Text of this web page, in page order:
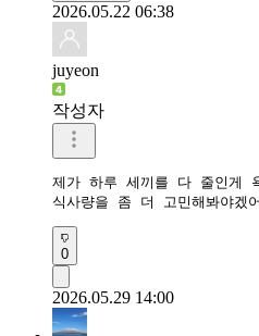
2026.05.22 06:38
juyeon
작성자
제가 하루 세끼를 다 줄인게
식사량을 좀 더 고민해봐야겠
0
2026.05.29 14:00